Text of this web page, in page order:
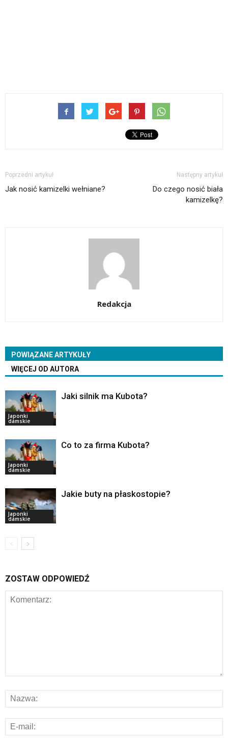
Poprzedni artykuł
Jak nosić kamizelki wełniane?
Następny artykuł
Do czego nosić biała
kamizelkę?
Redakcja
POWIĄZANE ARTYKUŁY
WIĘCEJ OD AUTORA
Japonki
damskie
Jaki silnik ma Kubota?
Japonki
damskie
Co to za firma Kubota?
Japonki
damskie
Jakie buty na płaskostopie?
ZOSTAW ODPOWIEDŹ